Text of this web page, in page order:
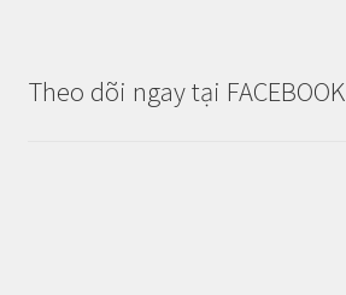
Theo dõi ngay tại FACEBOOK